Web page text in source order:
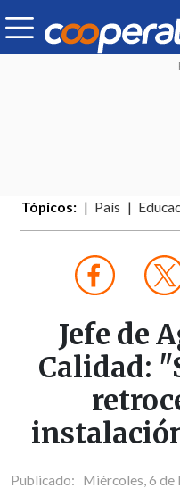
Tópicos: País
Jefe de
Calidad:
Publicado: Miércoles, 6 de